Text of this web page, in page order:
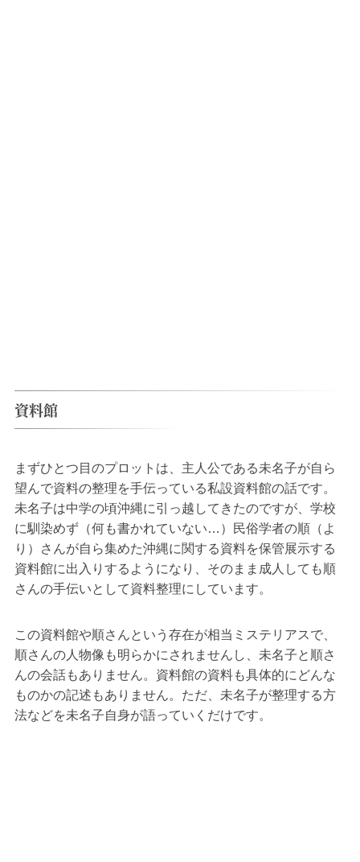
資料館
まずひとつ目のプロットは、主人公である未名子が自ら
望んで資料の整理を手伝っている私設資料館の話です。
未名子は中学の頃沖縄に引っ越してきたのですが、学校
に馴染めず（何も書かれていない…）民俗学者の順（よ
り）さんが自ら集めた沖縄に関する資料を保管展示する
資料館に出入りするようになり、そのまま成人しても順
さんの手伝いとして資料整理にしています。
この資料館や順さんという存在が相当ミステリアスで、
順さんの人物像も明らかにされませんし、未名子と順さ
んの会話もありません。資料館の資料も具体的にどんな
ものかの記述もありません。ただ、未名子が整理する方
法などを未名子自身が語っていくだけです。